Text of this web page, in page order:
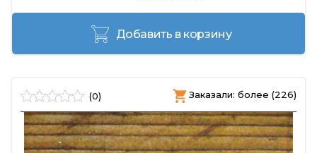
Добавить в корзину
(0) Заказали: более (226)